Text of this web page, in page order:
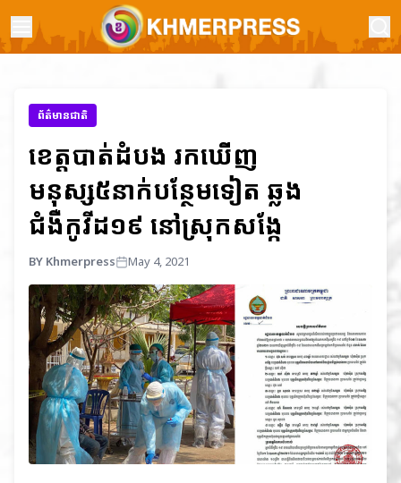
ព័ត៌មានជាតិ
ខេត្តបាត់ដំបង រកឃើញ
មនុស្ស៥នាក់បន្ថែមទៀត ឆ្លង
ជំងឺកូវីដ១៩ នៅស្រុកសង្កែ
BY Khmerpress May 4, 2021